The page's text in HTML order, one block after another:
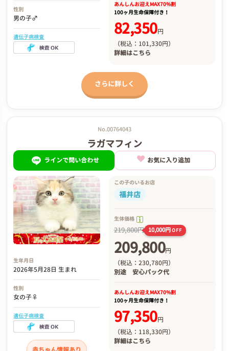
性別
男の子♂
遺伝子病検査
あんしんお迎えMAX70%割
100ヶ月生命保障付き！
82,350円
（税込：101,330円）
詳細はこちら
さらに詳しく
No.00764043
ラガマフィン
ラインで問い合わせ お気に入り追加
生年月日
2026年5月28日 生まれ
性別
女の子♀
遺伝子病検査
この子のいるお店
福井店
生体価格
219,800円 10,000円OFF
209,800円
（税込：230,780円）
別途 安心パック代
あんしんお迎えMAX70%割
100ヶ月生命保障付き！
97,350円
（税込：118,330円）
詳細はこちら